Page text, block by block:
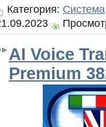
Категория: Система
AI Voice
Premium